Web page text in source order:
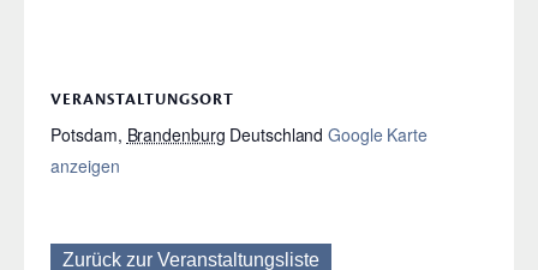
VERANSTALTUNGSORT
Potsdam, Brandenburg Deutschland Google Karte
anzeigen
Zurück zur Veranstaltungsliste